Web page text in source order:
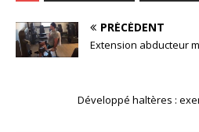
PRÉCÉDENT
Extension abducteur
Développé haltères :